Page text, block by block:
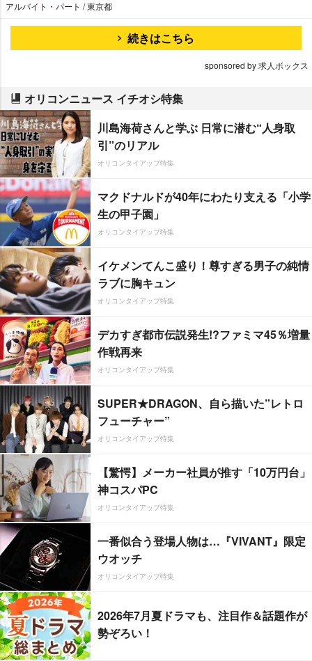
アルバイト・パート / 東京都
続きはこちら
sponsored by 求人ボックス
オリコンニュース イチオシ特集
川島海荷さんと学ぶ 日常に潜む“人身取
引”のリアル
オリコンタイアップ特集
マクドナルドが40年にわたり支える「小学
生の甲子園」
オリコンタイアップ特集
イケメンてんこ盛り！尊すぎる男子の純情
ラブに胸キュン
オリコンタイアップ特集
デカすぎ都市伝説発生!?ファミマ45％増量
作戦再来
オリコンタイアップ特集
SUPER★DRAGON、自ら描いた”レトロ
フューチャー”
オリコンタイアップ特集
【驚愕】メーカー社員が推す「10万円台」
神コスパPC
オリコンタイアップ特集
一番似合う登場人物は…『VIVANT』限定
ウオッチ
オリコンタイアップ特集
2026年7月夏ドラマも、注目作＆話題作が
勢ぞろい！